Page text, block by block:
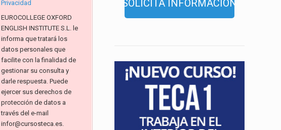
Privacidad
EUROCOLLEGE OXFORD
ENGLISH INSTITUTE S.L. le
informa que tratará los
datos personales que
facilite con la finalidad de
gestionar su consulta y
darle respuesta. Puede
ejercer sus derechos de
protección de datos a
través del e-mail
infor@cursosteca.es.